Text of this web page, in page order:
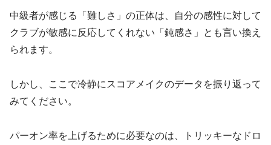
中級者が感じる「難しさ」の正体は、自分の感性に対して
クラブが敏感に反応してくれない「鈍感さ」とも言い換え
られます。
しかし、ここで冷静にスコアメイクのデータを振り返って
みてください。
パーオン率を上げるために必要なのは、トリッキーなドロ